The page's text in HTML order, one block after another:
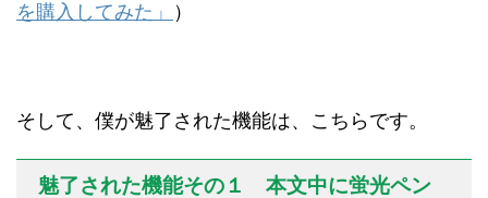
を購入してみた」
）
そして、僕が魅了された機能は、こちらです。
魅了された機能その１ 本文中に蛍光ペン